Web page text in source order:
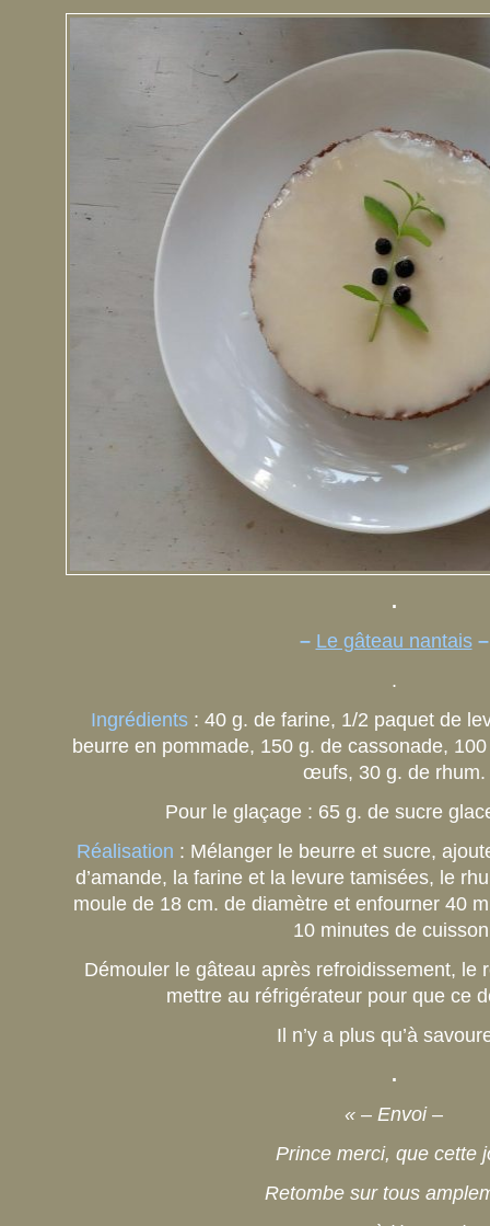
.
– Le gâteau nantais–
.
Ingrédients: 40 g. de farine, 1/2 paquet de
beurre en pommade, 150 g. de cassonade,
œufs, 30 g. de rhum.
Pour le glaçage : 65 g. de sucre
Réalisation : Mélanger le beurre et sucre,
d’amande, la farine et la levure tamisées, le
moule de 18 cm. de diamètre et enfourner 40
10 minutes de
Démouler le gâteau après refroidissement, le
mettre au réfrigérateur pour que ce
Il n’y a plus qu’à
.
« – Envoi –
Prince merci, que cette
Retombe sur tous